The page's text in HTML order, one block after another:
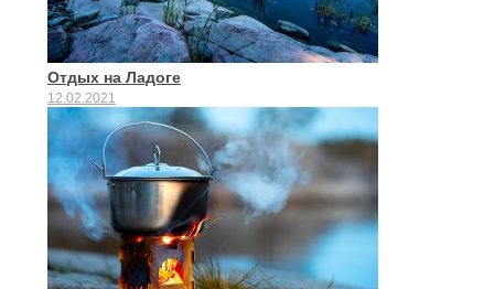
Отдых на Ладоге
12.02.2021